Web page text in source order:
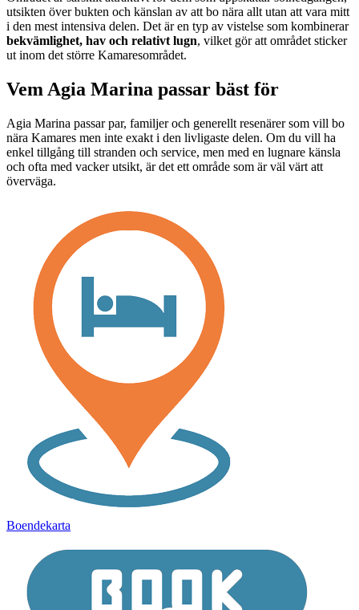
utsikten över bukten och känslan av att bo nära allt utan att vara mitt
i den mest intensiva delen. Det är en typ av vistelse som kombinerar
bekvämlighet, hav och relativt lugn, vilket gör att området sticker
ut inom det större Kamaresområdet.
Vem Agia Marina passar bäst för
Agia Marina passar par, familjer och generellt resenärer som vill bo
nära Kamares men inte exakt i den livligaste delen. Om du vill ha
enkel tillgång till stranden och service, men med en lugnare känsla
och ofta med vacker utsikt, är det ett område som är väl värt att
överväga.
Boendekarta